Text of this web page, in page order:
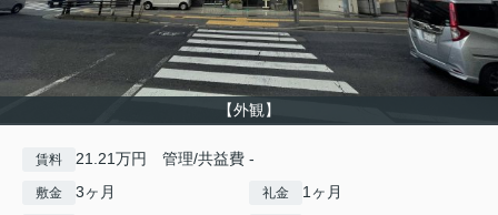
【外観】
賃料 21.21万円 管理/共益費 -
敷金 3ヶ月 礼金 1ヶ月